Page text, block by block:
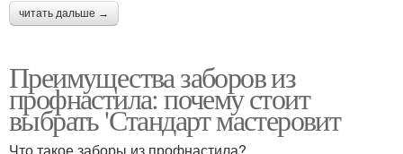
читать дальше →
Преимущества заборов из
профнастила: почему стоит
выбрать 'Стандарт мастеровит
Что такое заборы из профнастила?